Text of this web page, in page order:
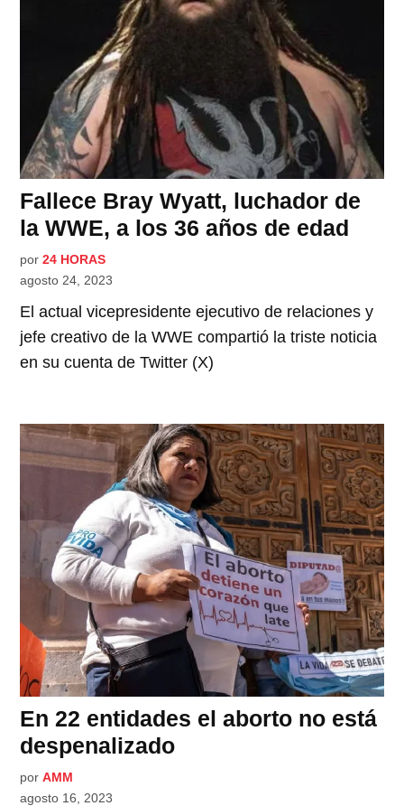
Fallece Bray Wyatt, luchador de
la WWE, a los 36 años de edad
por 24 HORAS
agosto 24, 2023
El actual vicepresidente ejecutivo de relaciones y
jefe creativo de la WWE compartió la triste noticia
en su cuenta de Twitter (X)
En 22 entidades el aborto no está
despenalizado
por AMM
agosto 16, 2023